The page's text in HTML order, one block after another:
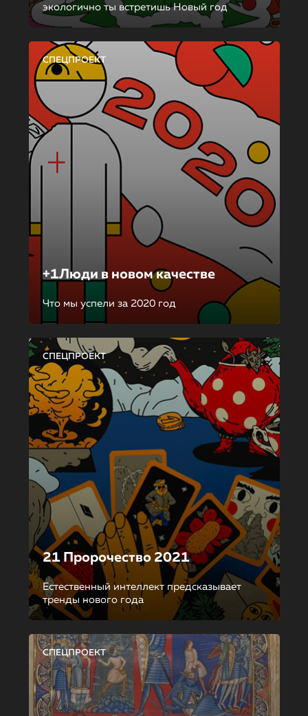
экологично ты встретишь Новый год
СПЕЦПРОЕКТ
+1Люди в новом качестве
Что мы успели за 2020 год
СПЕЦПРОЕКТ
21 Пророчество 2021
Естественный интеллект предсказывает
тренды нового года
СПЕЦПРОЕКТ